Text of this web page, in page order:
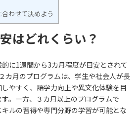
わせて決めよう
はどれくらい？
に1週間から3カ月程度が目安とされて
カ月のプログラムは、学生や社会人が長
やすく、語学力向上や異文化体験を目
。一方、３カ月以上のプログラムで
ルの習得や専門分野の学習が可能とな